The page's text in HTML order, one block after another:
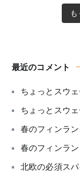
最近のコメント
ちょっとスウ
ちょっとスウ
春のフィンラ
春のフィンラ
北欧の必須ス